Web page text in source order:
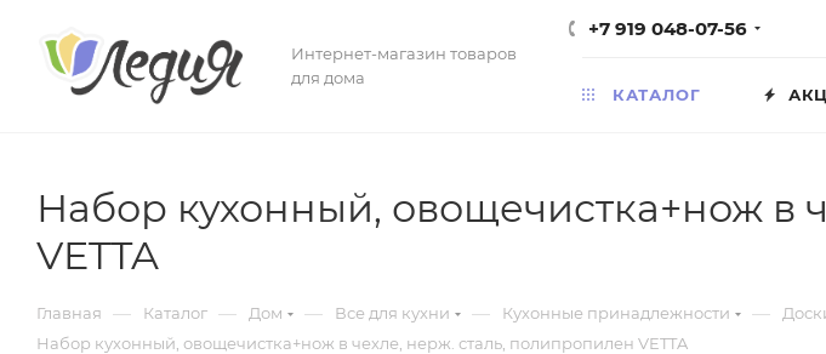
Интернет-магазин товаров
для дома
+7 919 048-07-56
КАТАЛОГ
Набор кухонный, овощечистка+нож в
VETTA
Главная — Каталог — Дом — Все для кухни — Кухонные принадлежности —
Набор кухонный, овощечистка+нож в чехле, нерж. сталь, полипропилен VETTA